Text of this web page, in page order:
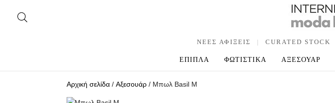
ΝΕΕΣ ΑΦΙΞΕΙΣ | CURATED STOCK
ΕΠΙΠΛΑ ΦΩΤΙΣΤΙΚΑ ΑΞΕΣΟΥΑΡ
Αρχική σελίδα /Αξεσουάρ / Μπωλ Basil M